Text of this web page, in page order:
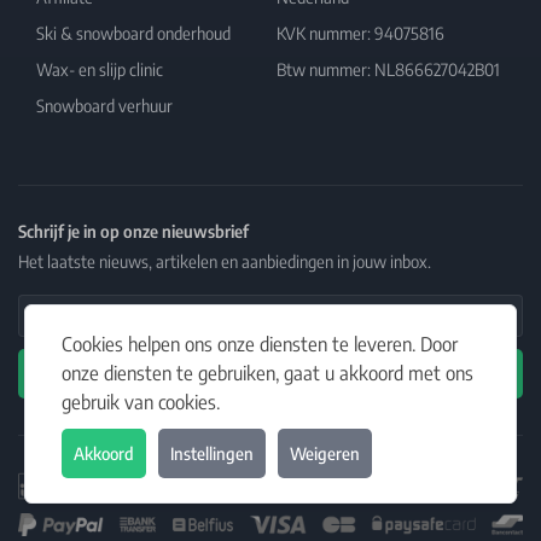
Cookies helpen ons onze diensten te leveren. Door
onze diensten te gebruiken, gaat u akkoord met ons
gebruik van cookies.
Akkoord Instellingen Weigeren
Merken
Affiliate
Ski & snowboard onderhoud
7575BE, Oldenzaal
Nederland
Schrijf je in op onze nieuwsbrief
Het laatste nieuws, artikelen en aanbiedingen in jouw inbox.
Email Address
Abonneren